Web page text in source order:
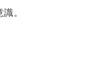
。